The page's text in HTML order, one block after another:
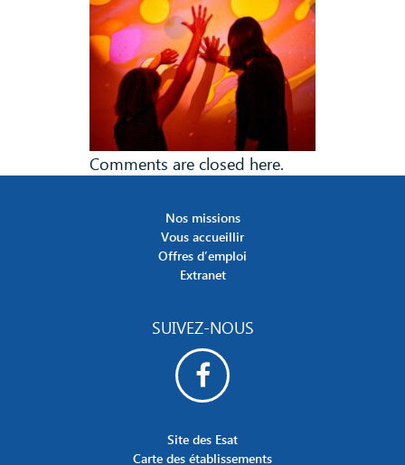
Comments are closed here.
Nos missions
Vous accueillir
Offres d’emploi
Extranet
SUIVEZ-NOUS
Site des Esat
Carte des établissements